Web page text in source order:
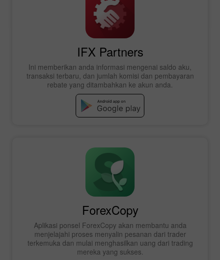
IFX Partners
Ini memberikan anda informasi mengenai saldo aku,
transaksi terbaru, dan jumlah komisi dan pembayaran
rebate yang ditambahkan ke akun anda.
ForexCopy
Aplikasi ponsel ForexCopy akan membantu anda
menjelajahi proses menyalin pesanan dari trader
terkemuka dan mulai menghasilkan uang dari trading
mereka yang sukses.